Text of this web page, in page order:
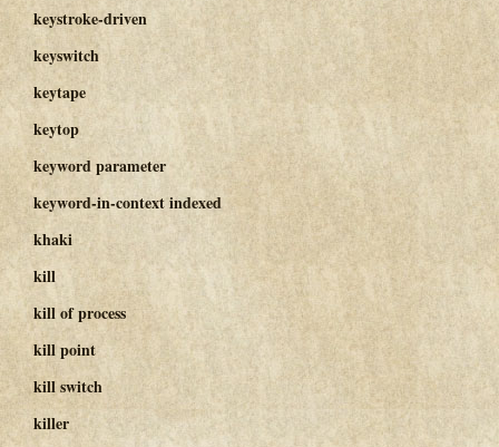
keystroke-driven
keyswitch
keytape
keytop
keyword parameter
keyword-in-context indexed
khaki
kill
kill of process
kill point
kill switch
killer